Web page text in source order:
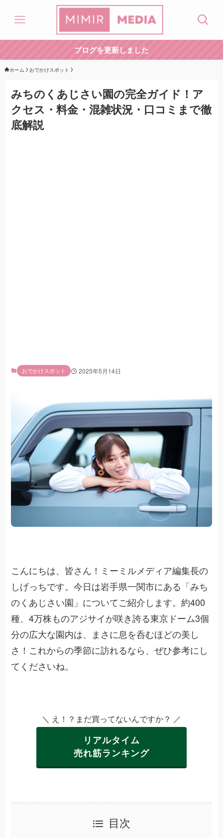
ブログを更新しました
ホーム おでかけスポット
みちのくあじさい園の完全ガイド！ア
クセス・料金・混雑状況・口コミまで徹
底解説
おでかけスポット 2025年5月14日
こんにちは、皆さん！ミーミルメディア編集長の
しげっちです。今日は岩手県一関市にある「みち
のくあじさい園」についてご紹介します。約400
種、4万株ものアジサイが咲き誇る東京ドーム3個
分の広大な園内は、まさに息を呑むほどの美し
さ！これからの季節に訪れるなら、ぜひ参考にし
てくださいね。
＼ え！？まだ買ってないんですか？ ／
リアルタイム
売れ筋ランキング
目次